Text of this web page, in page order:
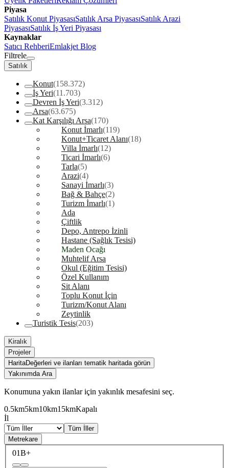
Piyasa
Satılık Konut PiyasasıSatılık Arsa PiyasasıSatılık Arazi
PiyasasıSatılık İş Yeri Piyasası
Kaynaklar
Satıcı RehberiEmlakjet Blog
Filtrele
Satılık
Konut(158.372)
İş Yeri(11.703)
Devren İş Yeri(3.312)
Arsa(63.675)
Kat Karşılığı Arsa(170)
Konut İmarlı(119)
Konut+Ticaret Alanı(18)
Villa İmarlı(12)
Ticari İmarlı(6)
Tarla(5)
Arazi(4)
Sanayi İmarlı(3)
Bağ & Bahçe(2)
Turizm İmarlı(1)
Ada
Çiftlik
Depo, Antrepo İzinli
Hastane (Sağlık Tesisi)
Maden Ocağı
Muhtelif Arsa
Okul (Eğitim Tesisi)
Özel Kullanım
Sit Alanı
Toplu Konut İçin
Turizm/Konut Alanı
Zeytinlik
Turistik Tesis(203)
Kiralık
Projeler
HaritaDeğerleri ve ilanları tematik haritada görün
Yakınımda Ara
Konumuna yakın ilanlar için yakınlık mesafesini seç.
0.5km5km10km15kmKapalı
İl
Tüm İller
Metrekare
01B+